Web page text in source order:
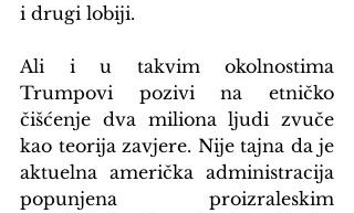
i drugi lobiji.
Ali i u takvim okolnostima
Trumpovi pozivi na etničko
čišćenje dva miliona ljudi zvuče
kao teorija zavjere. Nije tajna da je
aktuelna američka administracija
popunjena proizraleskim